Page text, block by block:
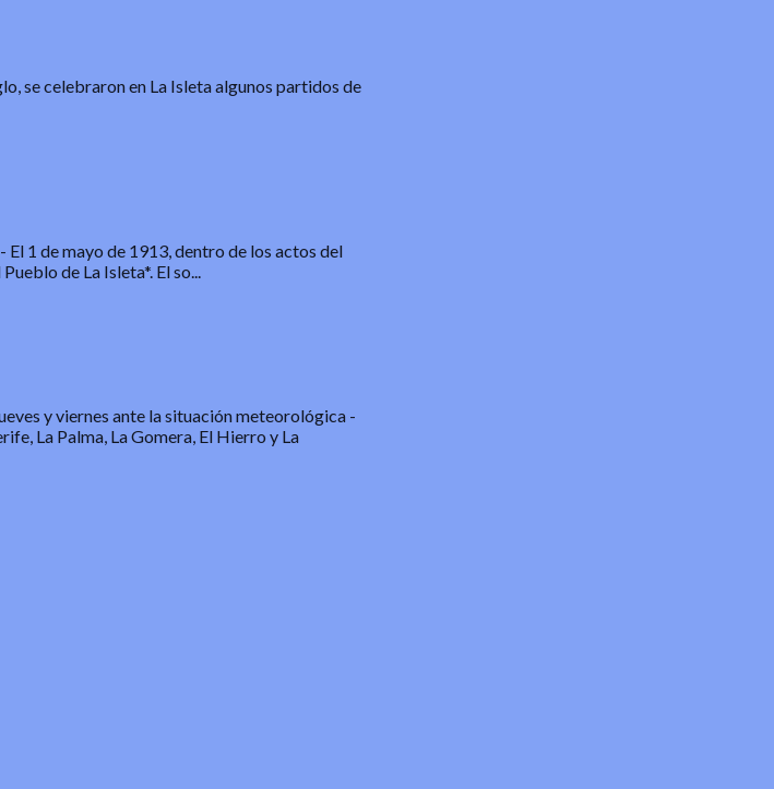
se celebraron en La Isleta algunos partidos de
- El 1 de mayo de 1913, dentro de los actos del
de La Isleta*. El so...
y viernes ante la situación meteorológica -
La Palma, La Gomera, El Hierro y La